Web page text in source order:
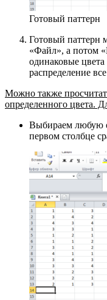
Готовый паттерн
Готовый паттерн
«Файл», а потом
одинаковые цвета
распределение
Можно также
определенного цвета.
Выбираем любую
первом столбце